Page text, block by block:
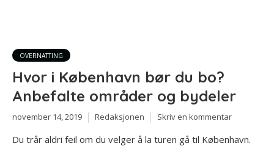
OVERNATTING
Hvor i København bør du bo?
Anbefalte områder og bydeler
november 14, 2019 Redaksjonen Skriv en kommentar
Du trår aldri feil om du velger å la turen gå til København.